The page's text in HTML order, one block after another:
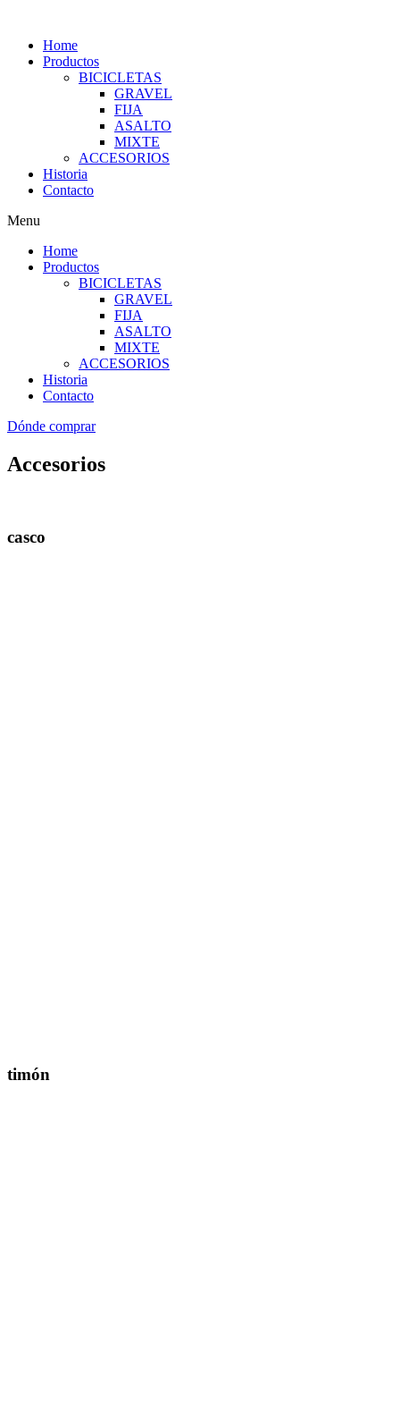
Home
Productos
BICICLETAS
GRAVEL
FIJA
ASALTO
MIXTE
ACCESORIOS
Historia
Contacto
Menu
Home
Productos
BICICLETAS
GRAVEL
FIJA
ASALTO
MIXTE
ACCESORIOS
Historia
Contacto
Dónde comprar
Accesorios
casco
timón